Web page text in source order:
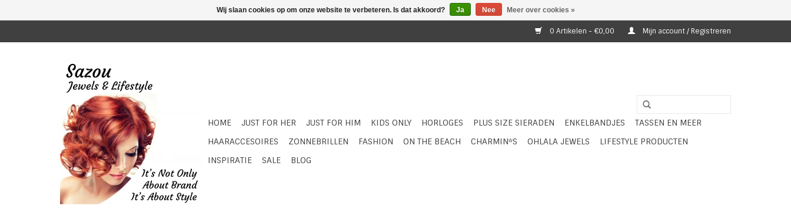
0 Artikelen - €0,00 Mijn account / Registreren
HOME JUST FOR HER JUST FOR HIM KIDS ONLY HORLOGES PLUS SIZE SIERADEN ENKELBANDJES
TASSEN EN MEER
HAARACCESOIRES
ZONNEBRILLEN FASHION ON THE BEACH CHARMIN*S OHLALA JEWELS
LIFESTYLE PRODUCTEN
INSPIRATIE
SALE BLOG
Wij slaan cookies op om onze website te verbeteren. Is dat akkoord? Ja Nee Meer over cookies »